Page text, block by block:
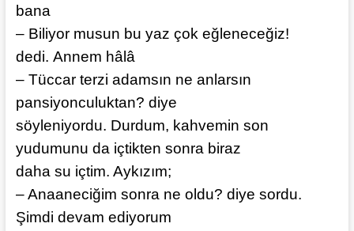
bana
– Biliyor musun bu yaz çok eğleneceğiz!
dedi. Annem hâlâ
– Tüccar terzi adamsın ne anlarsın
pansiyonculuktan? diye
söyleniyordu. Durdum, kahvemin son
yudumunu da içtikten sonra biraz
daha su içtim. Aykızım;
– Anaaneciğim sonra ne oldu? diye sordu.
Şimdi devam ediyorum